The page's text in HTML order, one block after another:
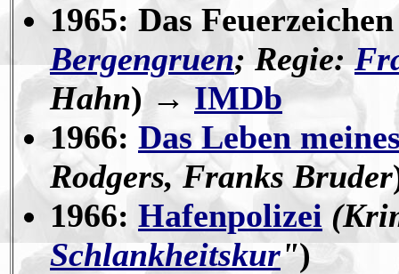
1965: Das
Bergengruen; Regie:
Hahn) →IMDb
1966: Das Leben
Rodgers, Franks Bruder
1966: Hafenpolizei
Schlankheitskur")